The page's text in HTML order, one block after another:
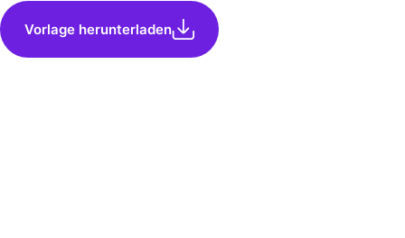
Vorlage herunterladen